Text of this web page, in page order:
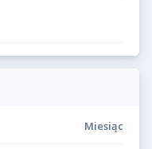
Miesiąc